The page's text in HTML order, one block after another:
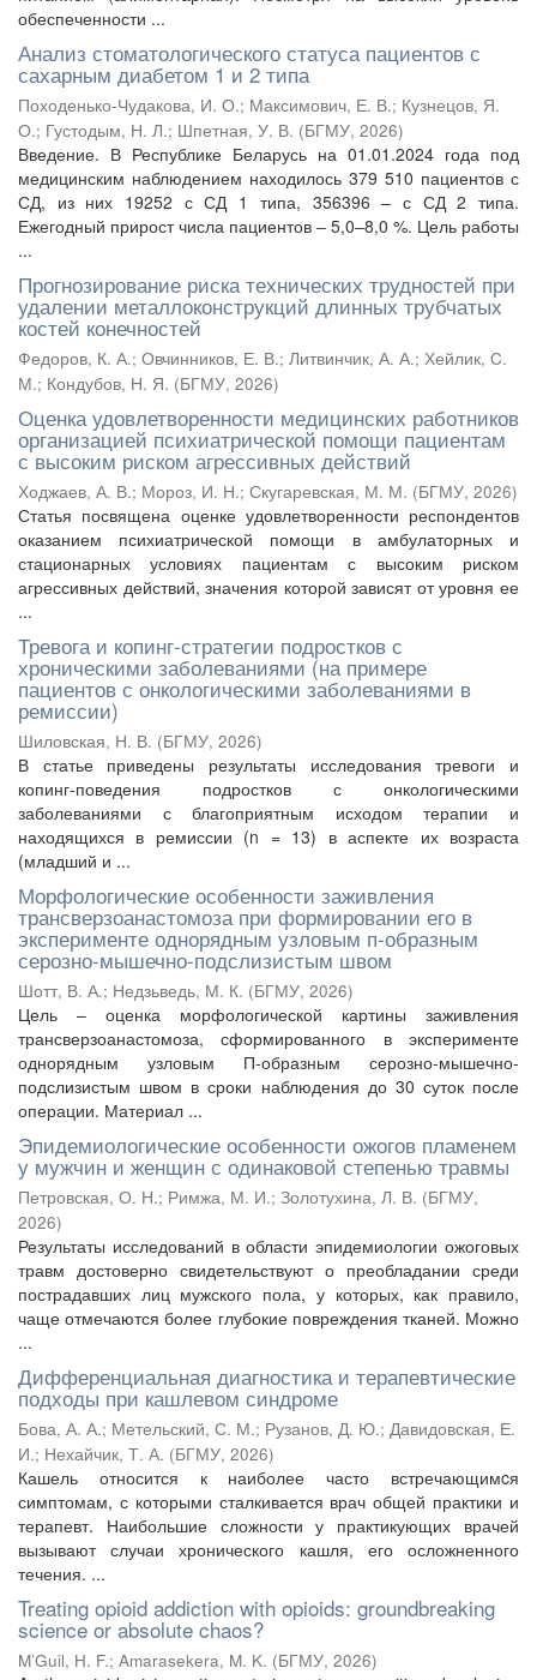
обеспеченности ...
Анализ стоматологического статуса пациентов с
сахарным диабетом 1 и 2 типа
Походенько-Чудакова, И. О.; Максимович, Е. В.; Кузнецов, Я.
О.; Густодым, Н. Л.; Шпетная, У. В. (БГМУ, 2026)
Введение. В Республике Беларусь на 01.01.2024 года под
медицинским наблюдением находилось 379 510 пациентов с
СД, из них 19252 с СД 1 типа, 356396 – с СД 2 типа.
Ежегодный прирост числа пациентов ‒ 5,0–8,0 %. Цель работы
...
Прогнозирование риска технических трудностей при
удалении металлоконструкций длинных трубчатых
костей конечностей
Федоров, К. А.; Овчинников, Е. В.; Литвинчик, А. А.; Хейлик, C.
М.; Кондубов, Н. Я. (БГМУ, 2026)
Оценка удовлетворенности медицинских работников
организацией психиатрической помощи пациентам
с высоким риском агрессивных действий
Ходжаев, А. В.; Мороз, И. Н.; Скугаревская, М. М. (БГМУ, 2026)
Статья посвящена оценке удовлетворенности респондентов
оказанием психиатрической помощи в амбулаторных и
стационарных условиях пациентам с высоким риском
агрессивных действий, значения которой зависят от уровня ее
...
Тревога и копинг-стратегии подростков с
хроническими заболеваниями (на примере
пациентов с онкологическими заболеваниями в
ремиссии)
Шиловская, Н. В. (БГМУ, 2026)
В статье приведены результаты исследования тревоги и
копинг-поведения подростков с онкологическими
заболеваниями с благоприятным исходом терапии и
находящихся в ремиссии (n = 13) в аспекте их возраста
(младший и ...
Морфологические особенности заживления
трансверзоанастомоза при формировании его в
эксперименте однорядным узловым п-образным
серозно-мышечно-подслизистым швом
Шотт, В. А.; Недзьведь, М. К. (БГМУ, 2026)
Цель – оценка морфологической картины заживления
трансверзоанастомоза, сформированного в эксперименте
однорядным узловым П-образным серозно-мышечно-
подслизистым швом в сроки наблюдения до 30 суток после
операции. Материал ...
Эпидемиологические особенности ожогов пламенем
у мужчин и женщин с одинаковой степенью травмы
Петровская, О. Н.; Римжа, М. И.; Золотухина, Л. В. (БГМУ,
2026)
Результаты исследований в области эпидемиологии ожоговых
травм достоверно свидетельствуют о преобладании среди
пострадавших лиц мужского пола, у которых, как правило,
чаще отмечаются более глубокие повреждения тканей. Можно
...
Дифференциальная диагностика и терапевтические
подходы при кашлевом синдроме
Бова, А. А.; Метельский, С. М.; Рузанов, Д. Ю.; Давидовская, Е.
И.; Нехайчик, Т. А. (БГМУ, 2026)
Кашель относится к наиболее часто встречающимcя
симптомам, с которыми сталкивается врач общей практики и
терапевт. Наибольшие сложности у практикующих врачей
вызывают случаи хронического кашля, его осложненного
течения. ...
Treating opioid addiction with opioids: groundbreaking
science or absolute chaos?
M’Guil, H. F.; Amarasekera, M. K. (БГМУ, 2026)